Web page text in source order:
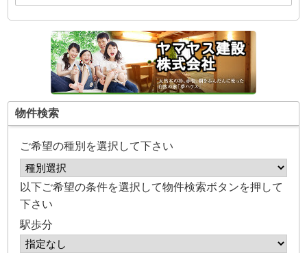
物件検索
ご希望の種別を選択して下さい
以下ご希望の条件を選択して物件検索ボタンを押して
下さい
駅歩分